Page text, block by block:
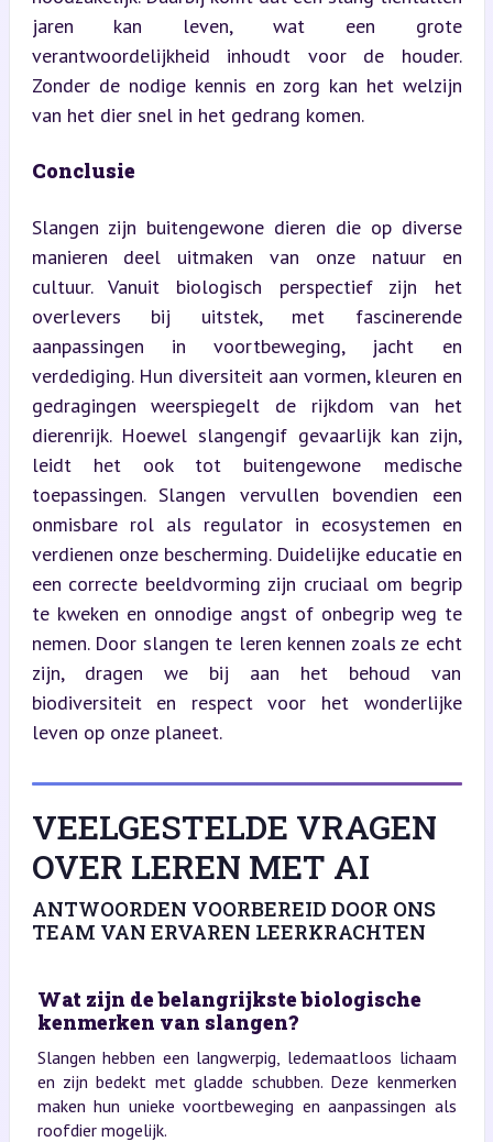
jaren kan leven, wat een grote
verantwoordelijkheid inhoudt voor de houder.
Zonder de nodige kennis en zorg kan het welzijn
van het dier snel in het gedrang komen.
Conclusie
Slangen zijn buitengewone dieren die op diverse
manieren deel uitmaken van onze natuur en
cultuur. Vanuit biologisch perspectief zijn het
overlevers bij uitstek, met fascinerende
aanpassingen in voortbeweging, jacht en
verdediging. Hun diversiteit aan vormen, kleuren en
gedragingen weerspiegelt de rijkdom van het
dierenrijk. Hoewel slangengif gevaarlijk kan zijn,
leidt het ook tot buitengewone medische
toepassingen. Slangen vervullen bovendien een
onmisbare rol als regulator in ecosystemen en
verdienen onze bescherming. Duidelijke educatie en
een correcte beeldvorming zijn cruciaal om begrip
te kweken en onnodige angst of onbegrip weg te
nemen. Door slangen te leren kennen zoals ze echt
zijn, dragen we bij aan het behoud van
biodiversiteit en respect voor het wonderlijke
leven op onze planeet.
VEELGESTELDE VRAGEN
OVER LEREN MET AI
ANTWOORDEN VOORBEREID DOOR ONS
TEAM VAN ERVAREN LEERKRACHTEN
Wat zijn de belangrijkste biologische
kenmerken van slangen?
Slangen hebben een langwerpig, ledemaatloos lichaam
en zijn bedekt met gladde schubben. Deze kenmerken
maken hun unieke voortbeweging en aanpassingen als
roofdier mogelijk.